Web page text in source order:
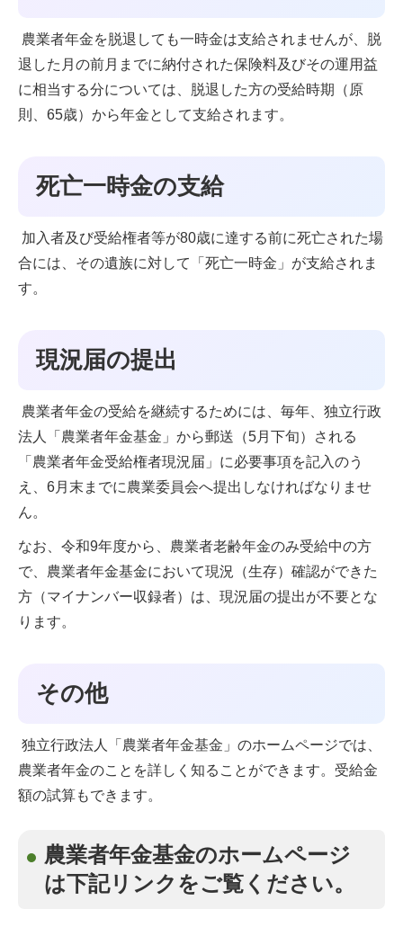
農業者年金を脱退しても一時金は支給されませんが、脱
退した月の前月までに納付された保険料及びその運用益
に相当する分については、脱退した方の受給時期（原
則、65歳）から年金として支給されます。
死亡一時金の支給
加入者及び受給権者等が80歳に達する前に死亡された場
合には、その遺族に対して「死亡一時金」が支給されま
す。
現況届の提出
農業者年金の受給を継続するためには、毎年、独立行政
法人「農業者年金基金」から郵送（5月下旬）される
「農業者年金受給権者現況届」に必要事項を記入のう
え、6月末までに農業委員会へ提出しなければなりませ
ん。
なお、令和9年度から、農業者老齢年金のみ受給中の方
で、農業者年金基金において現況（生存）確認ができた
方（マイナンバー収録者）は、現況届の提出が不要とな
ります。
その他
独立行政法人「農業者年金基金」のホームページでは、
農業者年金のことを詳しく知ることができます。受給金
額の試算もできます。
農業者年金基金のホームページ
は下記リンクをご覧ください。